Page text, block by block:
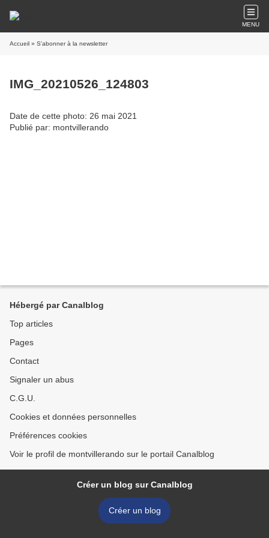
MENU
Accueil » S'abonner à la newsletter
IMG_20210526_124803
Date de cette photo: 26 mai 2021
Publié par: montvillerando
Hébergé par Canalblog
Top articles
Pages
Contact
Signaler un abus
C.G.U.
Cookies et données personnelles
Préférences cookies
Voir le profil de montvillerando sur le portail Canalblog
Créer un blog sur Canalblog
Créer un blog